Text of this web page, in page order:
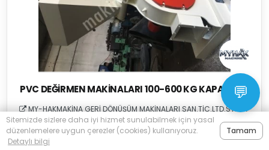
PVC DEĞIRMEN MAKINALARI 100-600 KG KAPASITELI
MY-HAKMAKİNA GERİ DÖNÜŞÜM MAKİNALARI SAN.TİC.LTD.STİ ///
Fiyat Sor
💬
Sitemizde sizlere daha iyi hizmet sunulabilmek için yasal
düzenlemelere uygun çerezler (cookies) kullanıyoruz.
Detaylı bilgi
Tamam